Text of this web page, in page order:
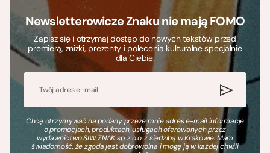
Newsletterowicze Znaku nie mają FOMO
Zapisz się i otrzymaj dostęp do nowych tekstów przed
premierą, zniżki, prezenty i polecenia kulturalne specjalnie
dla Ciebie.
Chcę otrzymywać na podany przeze mnie adres e-mail informacje
o promocjach, produktach, usługach oferowanych przez
wydawnictwo SIW ZNAK sp. z o.o. z siedzibą w Krakowie. Mam
świadomość, że zgoda jest dobrowolna i mogę ją w każdej chwili